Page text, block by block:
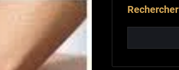
Rechercher